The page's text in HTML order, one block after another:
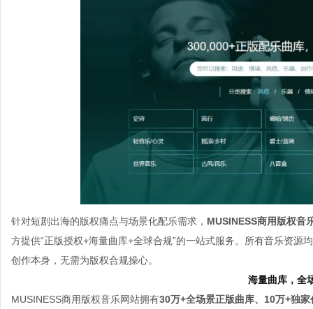
针对短剧出海的版权痛点与场景化配乐需求， MUSINESS商用版权
方提供“正版授权+海量曲库+全球合规”的一站式服务。 所有音乐资源
创作本身，无需为版权合规操心。
海量曲库，全
MUSINESS商用版权音乐网站拥有30万+全场景正版曲库、10万+独家